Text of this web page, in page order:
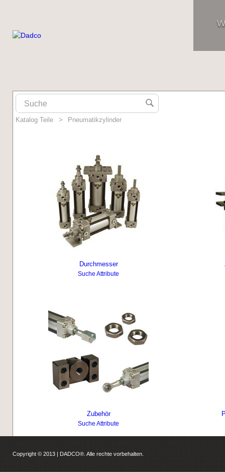
Katalog Teile > Pneumatikzylinder
Durchmesser
Suche Attribute
Zubehör
Suche Attribute
Copyright © 2013 | DADCO®. Alle rechte vorbehalten.